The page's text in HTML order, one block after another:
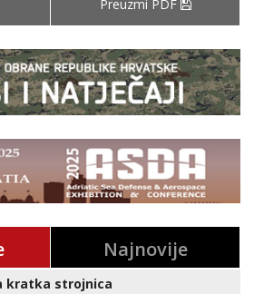
Preuzmi PDF
Najnovije
kratka strojnica